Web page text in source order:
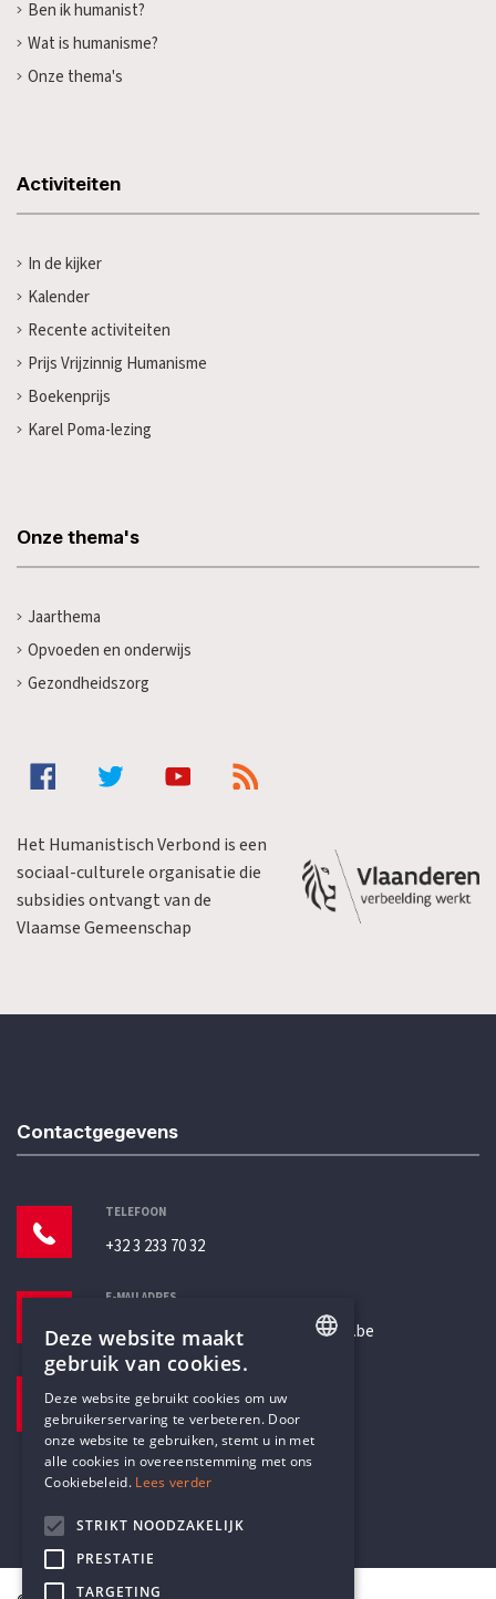
Ben ik humanist?
Wat is humanisme?
Onze thema's
Activiteiten
In de kijker
Kalender
Recente activiteiten
Prijs Vrijzinnig Humanisme
Boekenprijs
Karel Poma-lezing
Onze thema's
Jaarthema
Opvoeden en onderwijs
Gezondheidszorg
Het Humanistisch Verbond is een
sociaal-culturele organisatie die
subsidies ontvangt van de
Vlaamse Gemeenschap
Contactgegevens
TELEFOON
+32 3 233 70 32
E-MAILADRES
secretariaat@humanistischverbond.be
Pottenbrug 4
Antwerpen, 2000
DUTCH
Deze website maakt
gebruik van cookies.
Deze website gebruikt cookies om uw
gebruikerservaring te verbeteren. Door
onze website te gebruiken, stemt u in met
alle cookies in overeenstemming met ons
Cookiebeleid. Lees verder
STRIKT NOODZAKELIJK
PRESTATIE
TARGETING